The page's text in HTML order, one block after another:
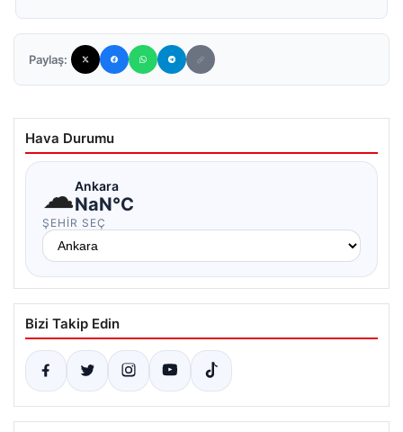
Paylaş:
Hava Durumu
☁Ankara
NaN°C
ŞEHIR SEÇ
Bizi Takip Edin